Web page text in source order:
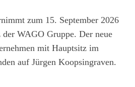
zum 15. September 2026
der WAGO Gruppe. Der neue
mit Hauptsitz im
auf Jürgen Koopsingraven.